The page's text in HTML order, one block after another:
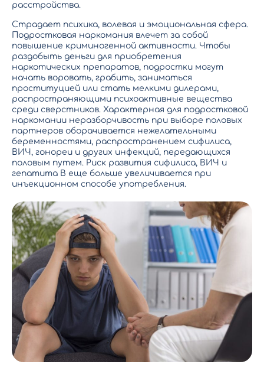
расстройства.
Страдает психика, волевая и эмоциональная сфера.
Подростковая наркомания влечет за собой
повышение криминогенной активности. Чтобы
раздобыть деньги для приобретения
наркотических препаратов, подростки могут
начать воровать, грабить, заниматься
проституцией или стать мелкими дилерами,
распространяющими психоактивные вещества
среди сверстников. Характерная для подростковой
наркомании неразборчивость при выборе половых
партнеров оборачивается нежелательными
беременностями, распространением сифилиса,
ВИЧ, гонореи и других инфекций, передающихся
половым путем. Риск развития сифилиса, ВИЧ и
гепатита В еще больше увеличивается при
инъекционном способе употребления.